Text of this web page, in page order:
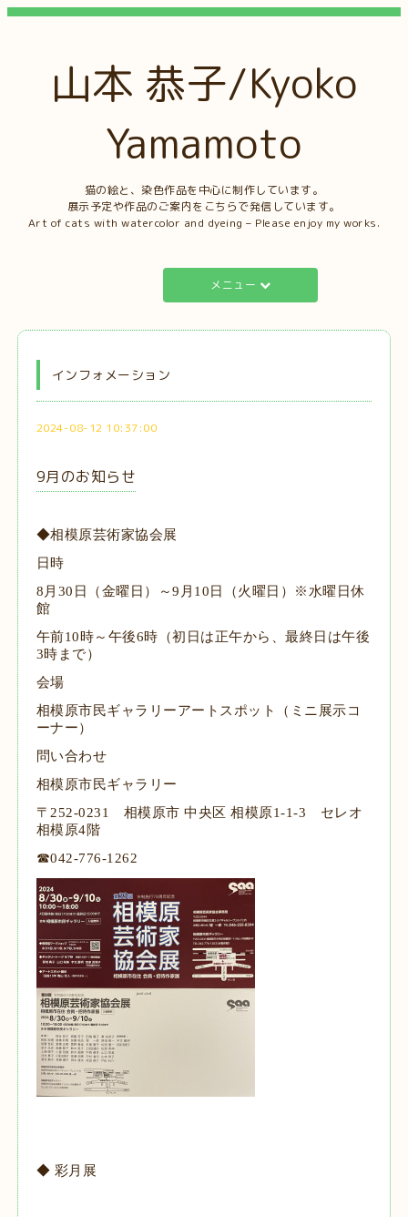
山本 恭子/Kyoko
Yamamoto
猫の絵と、染色作品を中心に制作しています。
展示予定や作品のご案内をこちらで発信しています。
Art of cats with watercolor and dyeing – Please enjoy my works.
メニュー
インフォメーション
2024-08-12 10:37:00
9月のお知らせ
◆相模原芸術家協会展
日時
8月30日（金曜日）～9月10日（火曜日）※水曜日休
館
午前10時～午後6時（初日は正午から、最終日は午後
3時まで）
会場
相模原市民ギャラリーアートスポット（ミニ展示コ
ーナー）
問い合わせ
相模原市民ギャラリー
〒252-0231 相模原市 中央区 相模原1-1-3 セレオ
相模原4階
☎042-776-1262
◆ 彩月展